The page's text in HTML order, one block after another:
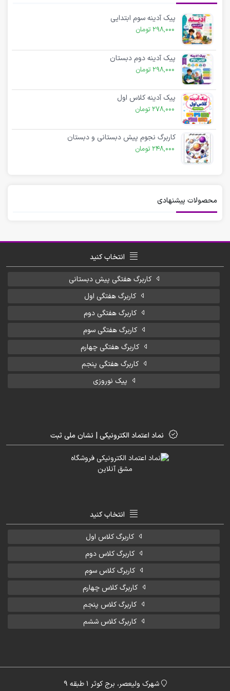
پیک آدینه سوم ابتدایی
298,000 تومان
پیک آدینه دوم دبستان
298,000 تومان
پیک آدینه کلاس اول
278,000 تومان
کاربرگ نجوم پیش دبستانی و دبستان
248,000 تومان
محصولات پیشنهادی
انتخاب کنید
کاربرگ هفتگی پیش دبستانی
کاربرگ هفتگی اول
کاربرگ هفتگی دوم
کاربرگ هفتگی سوم
کاربرگ هفتگی چهارم
کاربرگ هفتگی پنجم
پیک نوروزی
نماد اعتماد الکترونیکی | نشان ملی ثبت
انتخاب کنید
کاربرگ کلاس اول
کاربرگ کلاس دوم
کاربرگ کلاس سوم
کاربرگ کلاس چهارم
کاربرگ کلاس پنجم
کاربرگ کلاس ششم
شهرک ولیعصر، برج کوثر 1 طبقه 9